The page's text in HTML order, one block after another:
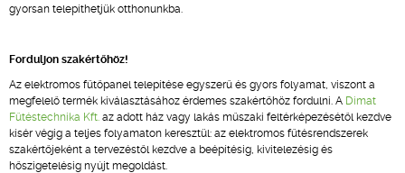
gyorsan telepíthetjük otthonunkba.
Forduljon szakértőhöz!
Az elektromos fűtőpanel telepítése egyszerű és gyors folyamat, viszont a
megfelelő termék kiválasztásához érdemes szakértőhöz fordulni. A Dimat
Fűtéstechnika Kft. az adott ház vagy lakás műszaki feltérképezésétől kezdve
kísér végig a teljes folyamaton keresztül: az elektromos fűtésrendszerek
szakértőjeként a tervezéstől kezdve a beépítésig, kivitelezésig és
hőszigetelésig nyújt megoldást.